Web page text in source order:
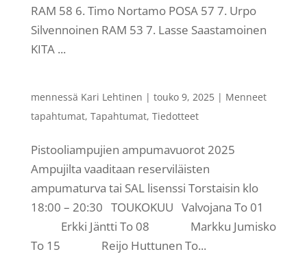
RAM 58 6. Timo Nortamo POSA 57 7. Urpo
Silvennoinen RAM 53 7. Lasse Saastamoinen
KITA ...
mennessä Kari Lehtinen | touko 9, 2025| Menneet
tapahtumat, Tapahtumat, Tiedotteet
Pistooliampujien ampumavuorot 2025
Ampujilta vaaditaan reserviläisten
ampumaturva tai SAL lisenssi Torstaisin klo
18:00 – 20:30 TOUKOKUU Valvojana To 01
Erkki Jäntti To 08 Markku Jumisko
To 15 Reijo Huttunen To...